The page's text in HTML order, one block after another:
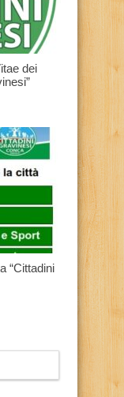
dei
“Cittadini